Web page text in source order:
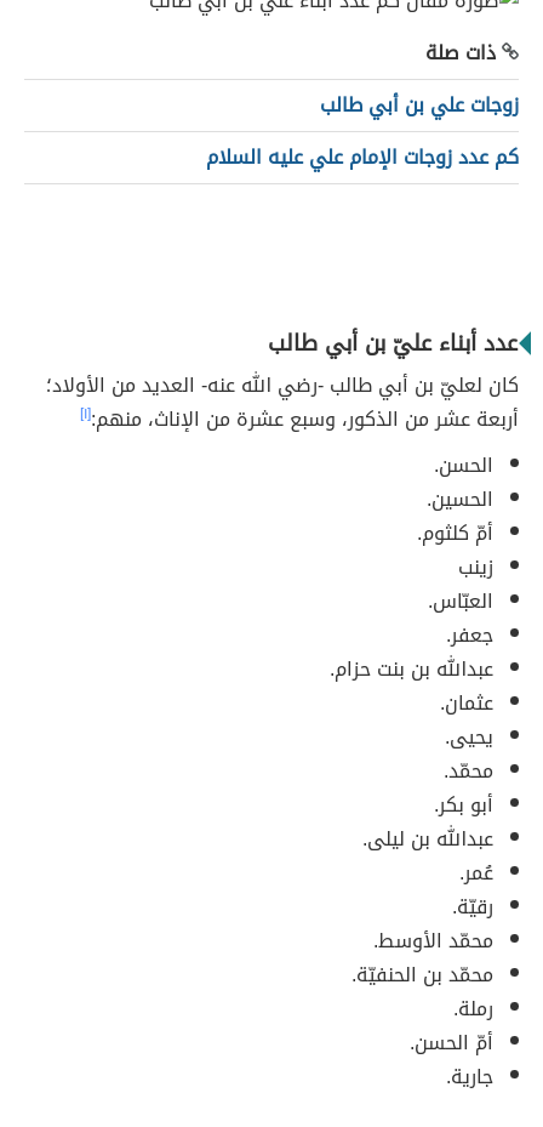
ذات صلة
زوجات علي بن أبي طالب
كم عدد زوجات الإمام علي عليه السلام
عدد أبناء عليّ بن أبي طالب
كان لعليّ بن أبي طالب -رضي الله عنه- العديد من الأولاد؛
أربعة عشر من الذكور، وسبع عشرة من الإناث، منهم:[١]
الحسن.
الحسين.
أمّ كلثوم.
زينب
العبّاس.
جعفر.
عبدالله بن بنت حزام.
عثمان.
يحيى.
محمّد.
أبو بكر.
عبدالله بن ليلى.
عُمر.
رقيّة.
محمّد الأوسط.
محمّد بن الحنفيّة.
رملة.
أمّ الحسن.
جارية.